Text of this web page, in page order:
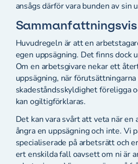
ansågs därför vara bunden av sin
Sammanfattningsvis
Huvudregeln är att en
egen uppsägning. Det finns dock
Om en arbetsgivare nekar ett
uppsägning, när
skadeståndsskyldighet föreligga
kan ogiltigförklaras.
Det kan vara svårt att veta när en
ångra en uppsägning och inte. Vi
specialiserade på arbetsrätt och
ert enskilda fall oavsett om ni är